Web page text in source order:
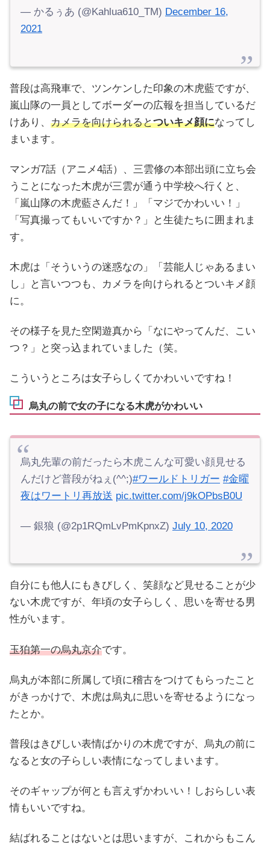
— かるぅあ (@Kahlua610_TM) December 16,
2021
普段は高飛車で、ツンケンした印象の木虎藍ですが、
嵐山隊の一員としてボーダーの広報を担当しているだ
けあり、 カメラを向けられるとついキメ顔になってし
まいます。
マンガ7話（アニメ4話）、三雲修の本部出頭に立ち会
うことになった木虎が三雲が通う中学校へ行くと、
「嵐山隊の木虎藍さんだ！」「マジでかわいい！」
「写真撮ってもいいですか？」と生徒たちに囲まれま
す。
木虎は「そういうの迷惑なの」「芸能人じゃあるまい
し」と言いつつも、カメラを向けられるとついキメ顔
に。
その様子を見た空閑遊真から「なにやってんだ、こい
つ？」と突っ込まれていました（笑。
こういうところは女子らしくてかわいいですね！
烏丸の前で女の子になる木虎がかわいい
烏丸先輩の前だったら木虎こんな可愛い顔見せる
んだけど普段がねぇ(^^;)#ワールドトリガー #金曜
夜はワートリ再放送 pic.twitter.com/j9kOPbsB0U
— 銀狼 (@2p1RQmLvPmKpnxZ) July 10, 2020
自分にも他人にもきびしく、笑顔など見せることが少
ない木虎ですが、年頃の女子らしく、思いを寄せる男
性がいます。
玉狛第一の烏丸京介です。
烏丸が本部に所属して頃に稽古をつけてもらったこと
がきっかけで、木虎は烏丸に思いを寄せるようになっ
たとか。
普段はきびしい表情ばかりの木虎ですが、烏丸の前に
なると女の子らしい表情になってしまいます。
そのギャップが何とも言えずかわいい！しおらしい表
情もいいですね。
結ばれることはないとは思いますが、これからもこん